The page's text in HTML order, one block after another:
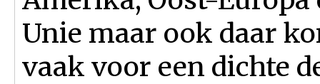
Unie maar ook daar
vaak voor een dichte